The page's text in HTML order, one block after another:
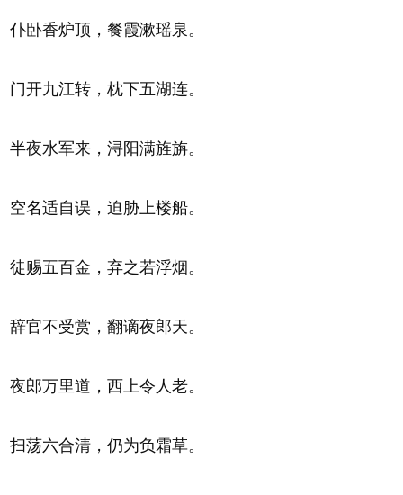
仆卧香炉顶，餐霞漱瑶泉。
门开九江转，枕下五湖连。
半夜水军来，浔阳满旌旃。
空名适自误，迫胁上楼船。
徒赐五百金，弃之若浮烟。
辞官不受赏，翻谪夜郎天。
夜郎万里道，西上令人老。
扫荡六合清，仍为负霜草。